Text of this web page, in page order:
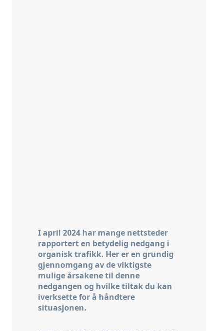
I april 2024 har mange nettsteder
rapportert en betydelig nedgang i
organisk trafikk. Her er en grundig
gjennomgang av de viktigste
mulige årsakene til denne
nedgangen og hvilke tiltak du kan
iverksette for å håndtere
situasjonen.